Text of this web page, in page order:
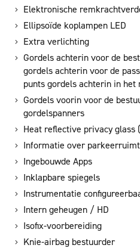
Elektronische
Ellipsoïde koplampen LED
Extra verlichting
Gordels achterin voor de
gordels achterin voor de
punts gordels achterin in het
Gordels voorin voor de
gordelspanners
Heat reflective privacy glass
Informatie over
Ingebouwde Apps
Inklapbare spiegels
Instrumentatie
Intern geheugen / HD
Isofix-voorbereiding
Knie-airbag bestuurder